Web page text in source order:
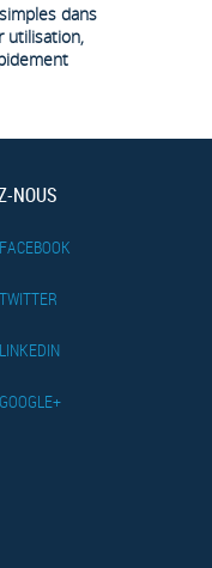
dans
utilisation,
NOUS
FACEBOOK
TWITTER
LINKEDIN
GOOGLE+